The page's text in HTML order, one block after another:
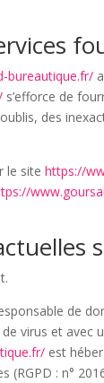
bureautique.fr/
s’efforce de
des
le sitehttps://
de
virus et avec
est
(RGPD : n°